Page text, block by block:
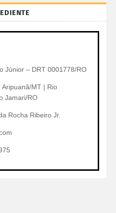
Júnior – DRT 0001778/RO
Aripuanã/MT | Rio
Jamari/RO
Rocha Ribeiro Jr.